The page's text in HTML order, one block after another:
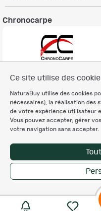
Ce site utilise des
NaturaBuy utilise des cookies
nécessaires), la réalisation des
de votre expérience utilisateur
Vous pouvez accepter, gérer
votre navigation sans accepter.
Chronocarpe
Charte éthique
Mentions légales
Règlement & Conditions
Politique de protection
des données personnelles
Personnalisation des cookies
Copyright © 2007-2026
Les marques commerciales